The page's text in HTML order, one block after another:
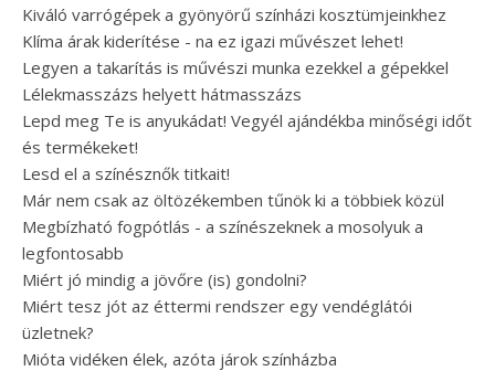
Kiváló varrógépek a gyönyörű színházi kosztümjeinkhez
Klíma árak kiderítése - na ez igazi művészet lehet!
Legyen a takarítás is művészi munka ezekkel a gépekkel
Lélekmasszázs helyett hátmasszázs
Lepd meg Te is anyukádat! Vegyél ajándékba minőségi időt
és termékeket!
Lesd el a színésznők titkait!
Már nem csak az öltözékemben tűnök ki a többiek közül
Megbízható fogpótlás - a színészeknek a mosolyuk a
legfontosabb
Miért jó mindig a jövőre (is) gondolni?
Miért tesz jót az éttermi rendszer egy vendéglátói
üzletnek?
Mióta vidéken élek, azóta járok színházba